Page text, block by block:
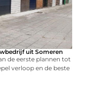
uit Someren
de eerste plannen tot
verloop en de beste